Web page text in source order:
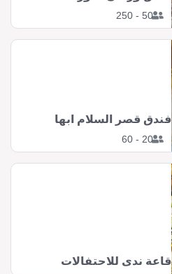
50 - 250
20 - 60
فندق قصر السلام ابها
قاعة ندى للاحتفالات